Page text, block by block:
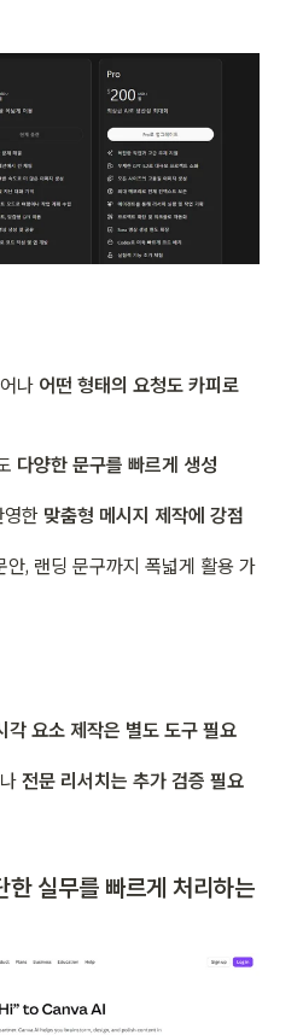
나 어떤 형태의 요청도 카피로
다양한 문구를 빠르게 생성
한 맞춤형 메시지 제작에 강점
안, 랜딩 문구까지 폭넓게 활용 가
각 요소 제작은 별도 도구 필요
나 전문 리서치는 추가 검증 필요
실무를 빠르게 처리하는